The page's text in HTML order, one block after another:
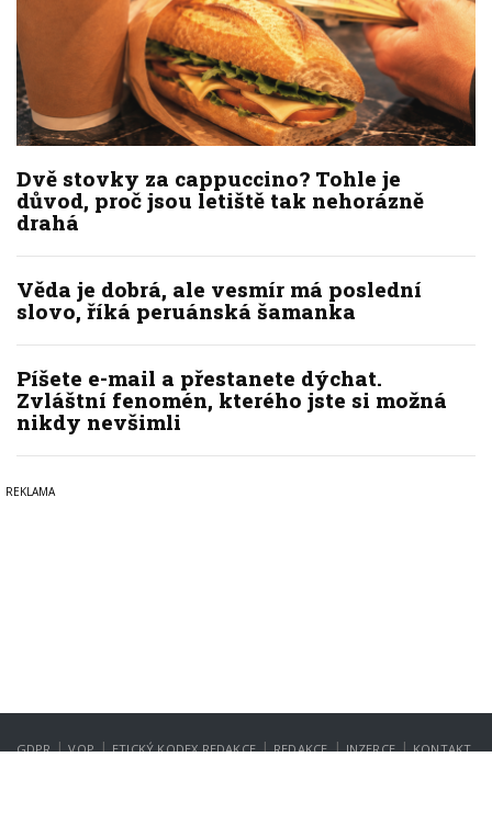
Dvě stovky za cappuccino? Tohle je
důvod, proč jsou letiště tak nehorázně
drahá
Věda je dobrá, ale vesmír má poslední
slovo, říká peruánská šamanka
Píšete e-mail a přestanete dýchat.
Zvláštní fenomén, kterého jste si možná
nikdy nevšimli
GDPR | VOP | ETICKÝ KODEX REDAKCE | REDAKCE | INZERCE | KONTAKT